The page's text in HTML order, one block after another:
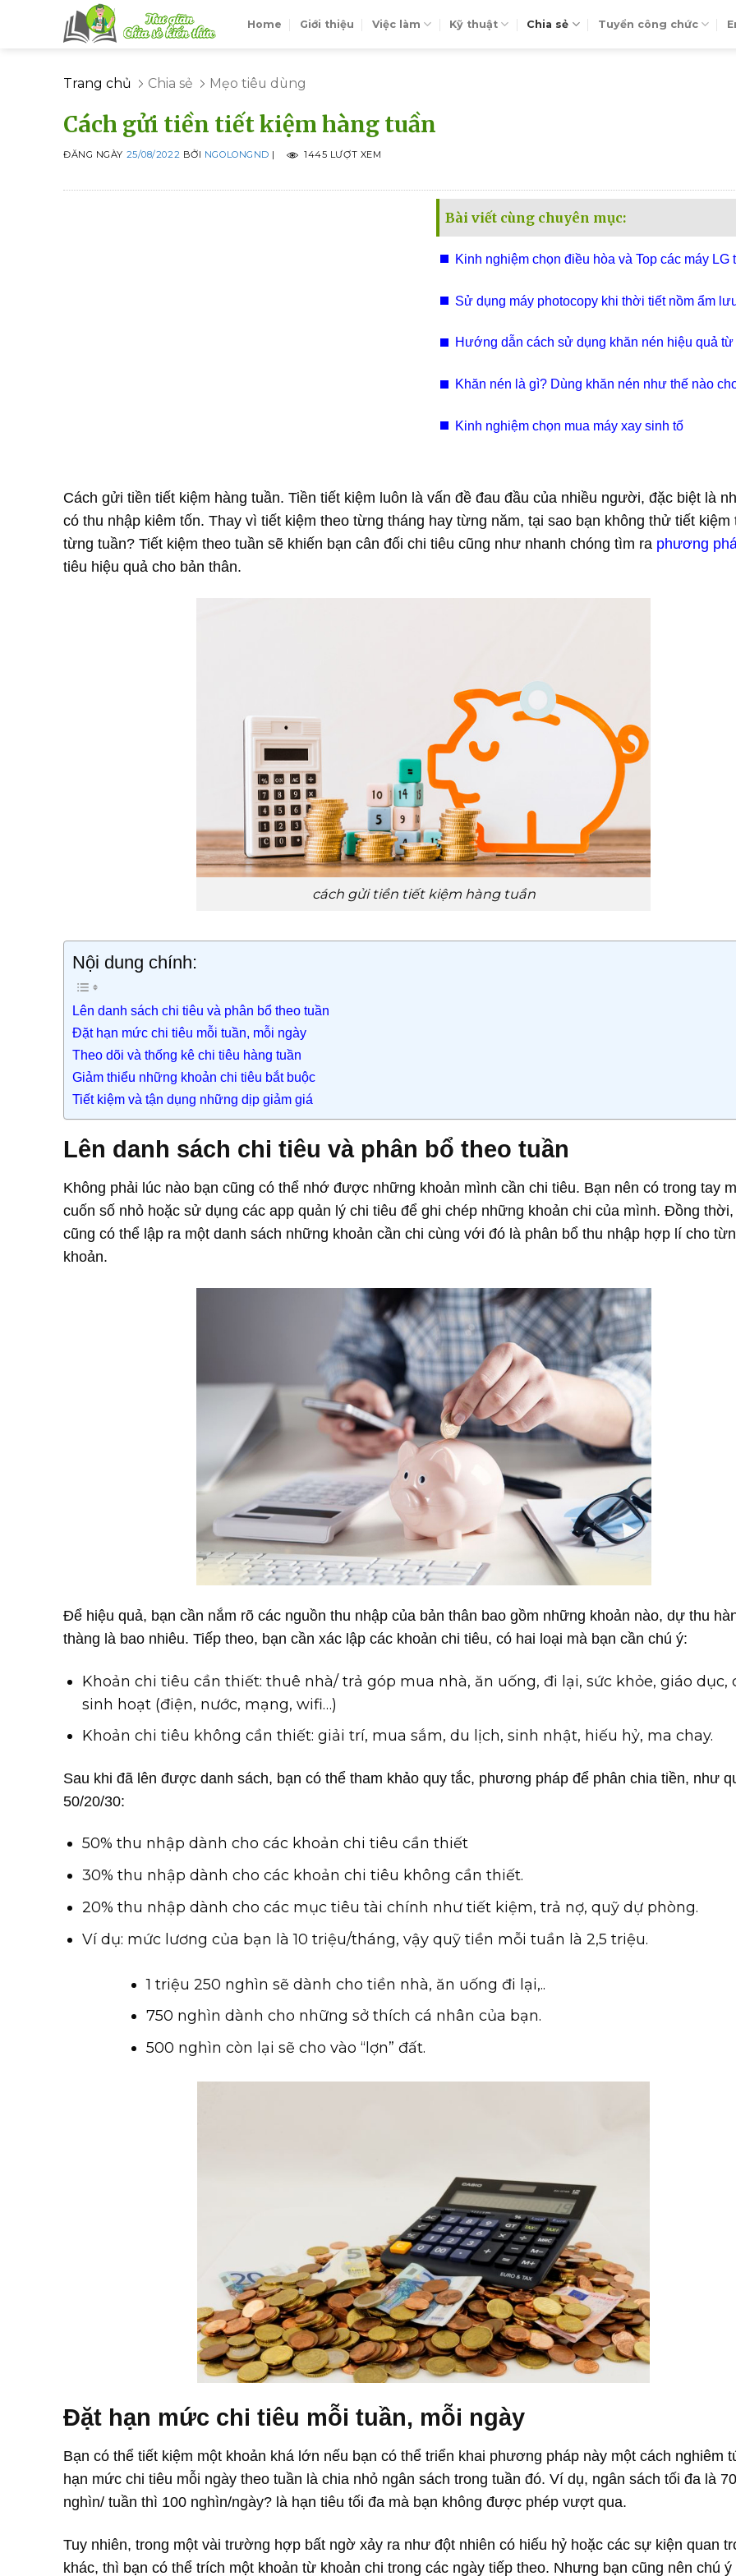
Home Giới thiệu Việc làm Kỹ thuật Chia sẻ Tuyển công chức
Trang chủ Chia sẻ Mẹo tiêu dùng
Cách gửi tiền tiết kiệm hàng tuần
ĐĂNG NGÀY 25/08/2022 BỞI NGOLONGND | 1445 LƯỢT XEM
Bài viết cùng chuyên mục:
Kinh nghiệm chọn điều hòa và Top các máy LG
Sử dụng máy photocopy khi thời tiết nồm ẩm
Hướng dẫn cách sử dụng khăn nén hiệu quả từ
Khăn nén là gì? Dùng khăn nén như thế nào
Kinh nghiệm chọn mua máy xay sinh tố
Cách gửi tiền tiết kiệm hàng tuần. Tiền tiết kiệm luôn là vấn đề đau đầu của nhiều người, đặc biệt là
có thu nhập kiêm tốn. Thay vì tiết kiệm theo từng tháng hay từng năm, tại sao bạn không thử tiết kiệm
từng tuần? Tiết kiệm theo tuần sẽ khiến bạn cân đối chi tiêu cũng như nhanh chóng tìm ra phương
tiêu hiệu quả cho bản thân.
cách gửi tiền tiết kiệm hàng tuần
Nội dung chính:
Lên danh sách chi tiêu và phân bổ theo tuần
Đặt hạn mức chi tiêu mỗi tuần, mỗi ngày
Theo dõi và thống kê chi tiêu hàng tuần
Giảm thiểu những khoản chi tiêu bắt buộc
Tiết kiệm và tận dụng những dịp giảm giá
Lên danh sách chi tiêu và phân bổ theo tuần
Không phải lúc nào bạn cũng có thể nhớ được những khoản mình cần chi tiêu. Bạn nên có trong tay
cuốn số nhỏ hoặc sử dụng các app quản lý chi tiêu để ghi chép những khoản chi của mình. Đồng thời,
cũng có thể lập ra một danh sách những khoản cần chi cùng với đó là phân bổ thu nhập hợp lí cho
khoản.
Để hiệu quả, bạn cần nắm rõ các nguồn thu nhập của bản thân bao gồm những khoản nào, dự thu
thàng là bao nhiêu. Tiếp theo, bạn cần xác lập các khoản chi tiêu, có hai loại mà bạn cần chú ý:
Khoản chi tiêu cần thiết: thuê nhà/ trả góp mua nhà, ăn uống, đi lại, sức khỏe, giáo dục,
sinh hoạt (điện, nước, mạng, wifi…)
Khoản chi tiêu không cần thiết: giải trí, mua sắm, du lịch, sinh nhật, hiếu hỷ, ma chay.
Sau khi đã lên được danh sách, bạn có thể tham khảo quy tắc, phương pháp để phân chia tiền, như
50/20/30:
50% thu nhập dành cho các khoản chi tiêu cần thiết
30% thu nhập dành cho các khoản chi tiêu không cần thiết.
20% thu nhập dành cho các mục tiêu tài chính như tiết kiệm, trả nợ, quỹ dự phòng.
Ví dụ: mức lương của bạn là 10 triệu/tháng, vậy quỹ tiền mỗi tuần là 2,5 triệu.
1 triệu 250 nghìn sẽ dành cho tiền nhà, ăn uống đi lại,..
750 nghìn dành cho những sở thích cá nhân của bạn.
500 nghìn còn lại sẽ cho vào “lợn” đất.
Đặt hạn mức chi tiêu mỗi tuần, mỗi ngày
Bạn có thể tiết kiệm một khoản khá lớn nếu bạn có thể triển khai phương pháp này một cách nghiêm
hạn mức chi tiêu mỗi ngày theo tuần là chia nhỏ ngân sách trong tuần đó. Ví dụ, ngân sách tối đa là
nghìn/ tuần thì 100 nghìn/ngày? là hạn tiêu tối đa mà bạn không được phép vượt qua.
Tuy nhiên, trong một vài trường hợp bất ngờ xảy ra như đột nhiên có hiếu hỷ hoặc các sự kiện quan
khác, thì bạn có thể trích một khoản từ khoản chi trong các ngày tiếp theo. Nhưng bạn cũng nên chú ý